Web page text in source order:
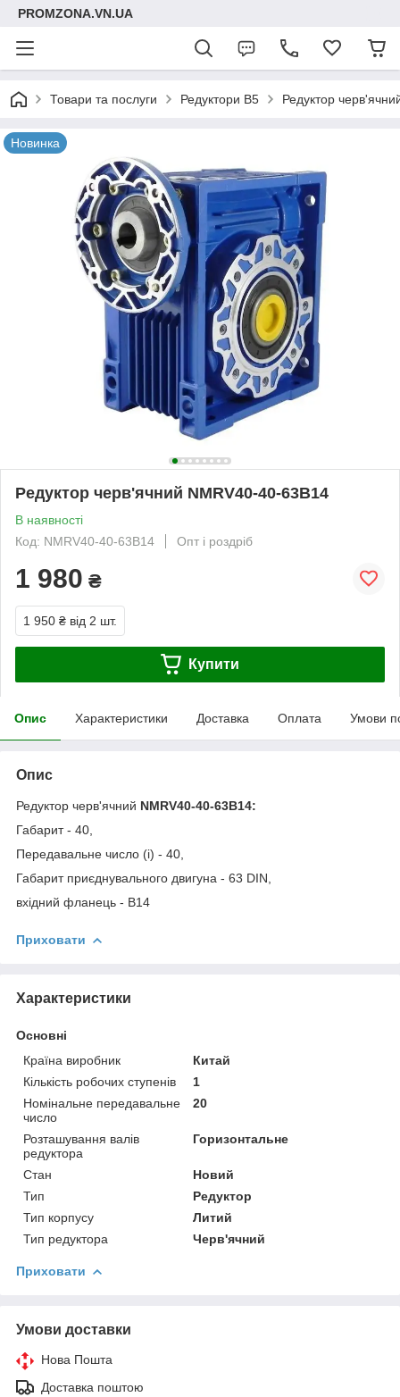
PROMZONA.VN.UA
Товари та послуги Редуктори B5 Редуктор
Новинка
Редуктор черв'ячний NMRV40-40-63B14
В наявності
Код: NMRV40-40-63B14
Опт і роздріб
1 980 ₴
1 950 ₴ від 2 шт.
Купити
Опис Характеристики Доставка Оплата Умови
Опис
Редуктор черв'ячний NMRV40-40-63B14:
Габарит - 40,
Передавальне число (і) - 40,
Габарит приєднувального двигуна - 63 DIN,
вхідний фланець - В14
Приховати
Характеристики
Основні
Країна виробник
Китай
Кількість робочих ступенів
1
Номінальне передавальне
число
20
Розташування валів
редуктора
Горизонтальне
Стан
Новий
Тип
Редуктор
Тип корпусу
Литий
Тип редуктора
Черв'ячний
Приховати
Умови доставки
Нова Пошта
Доставка поштою